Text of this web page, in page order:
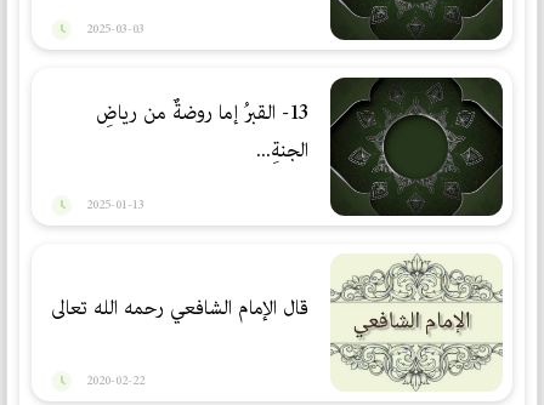
2025-03-03
13- القبرُ إما روضةٌ من رياضِ
الجنةِ...
2025-01-13
قال الإمام الشافعي رحمه الله تعالى
2020-02-22